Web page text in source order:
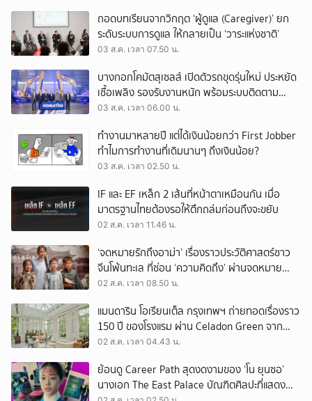
ถอดบทเรียนจากวิกฤต ‘ผู้ดูแล (Caregiver)’ ยก
ระดับระบบการดูแล ให้กลายเป็น ‘วาระแห่งชาติ’
03 ส.ค. เวลา 07.50 น.
บางกอกโคมัตสุเซลส์ เปิดตัวรถขุดรุ่นใหม่ ประหยัด
เชื้อเพลิง รองรับงานหนัก พร้อมระบบติดตาม
เครื่องจักรผ่านดาวเทียม
03 ส.ค. เวลา 06.00 น.
ทำงานมาหลายปี แต่ได้เงินน้อยกว่า First Jobber
ทำไมการทำงานที่เดิมนานๆ ถึงเงินน้อย?
03 ส.ค. เวลา 02.50 น.
IF และ EF เหล็ก 2 เส้นที่หน้าตาเหมือนกัน เมื่อ
มาตรฐานไทยต้องรอให้ตึกถล่มก่อนถึงจะขยับ
02 ส.ค. เวลา 11.46 น.
‘จดหมายรักถึงอาม่า’ เรื่องราวประวัติศาสตร์ชาว
จีนโพ้นทะเล ที่ซ่อน ‘ความคิดถึง’ ผ่านจดหมาย
‘โพยก๊วน’
02 ส.ค. เวลา 08.50 น.
แมนดาริน โอเรียนเต็ล กรุงเทพฯ ถ่ายทอดเรื่องราว
150 ปี ของโรงแรม ผ่าน Celadon Green จาก
เครื่องศิลาดล
02 ส.ค. เวลา 04.43 น.
ย้อนดู Career Path สุดงดงามของ ‘โน ยุนซอ’
นางเอก The East Palace บัณฑิตศิลปะที่แสดง